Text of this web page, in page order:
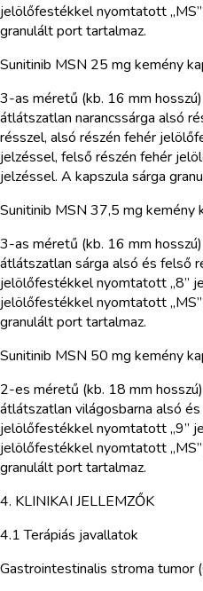
jelölőfestékkel nyomtatott
granulált port tartalmaz.
Sunitinib MSN 25 mg kemény
3-as méretű (kb. 16 mm
átlátszatlan narancssárga alsó
résszel, alsó részén fehér
jelzéssel, felső részén fehér
jelzéssel. A kapszula sárga
Sunitinib MSN 37,5 mg kemény
3-as méretű (kb. 16 mm
átlátszatlan sárga alsó és felső
jelölőfestékkel nyomtatott „8”
jelölőfestékkel nyomtatott
granulált port tartalmaz.
Sunitinib MSN 50 mg kemény
2-es méretű (kb. 18 mm
átlátszatlan világosbarna alsó
jelölőfestékkel nyomtatott „9”
jelölőfestékkel nyomtatott
granulált port tartalmaz.
4. KLINIKAI JELLEMZŐK
4.1 Terápiás javallatok
Gastrointestinalis stroma tumor